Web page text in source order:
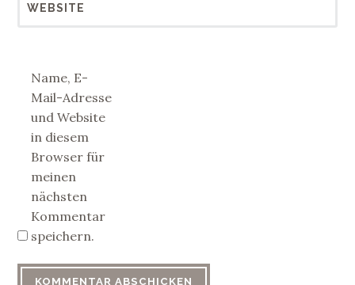
WEBSITE
Name, E-
Mail-Adresse
und Website
in diesem
Browser für
meinen
nächsten
Kommentar
speichern.